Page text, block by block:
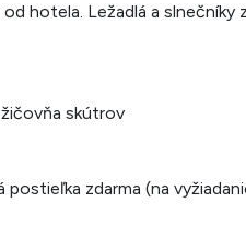
hotela. Ležadlá a slnečníky
skútrov
zdarma (na